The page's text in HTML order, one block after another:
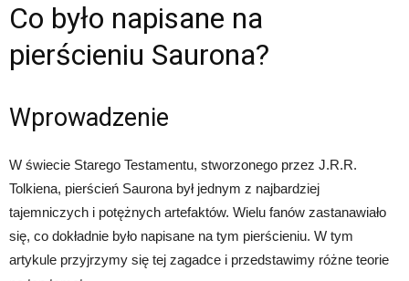
Co było napisane na
pierścieniu Saurona?
Wprowadzenie
W świecie Starego Testamentu, stworzonego przez J.R.R.
Tolkiena, pierścień Saurona był jednym z najbardziej
tajemniczych i potężnych artefaktów. Wielu fanów zastanawiało
się, co dokładnie było napisane na tym pierścieniu. W tym
artykule przyjrzymy się tej zagadce i przedstawimy różne teorie